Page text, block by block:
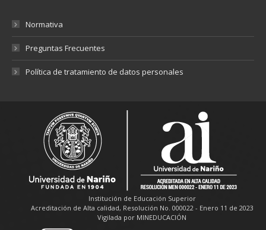
Normativa
Preguntas Frecuentes
Política de tratamiento de datos personales
Institución de Educación Superior
Acreditación de Alta calidad, Resolución No. 000022 - Enero 11 de 2023
Vigilada por MINEDUCACIÓN